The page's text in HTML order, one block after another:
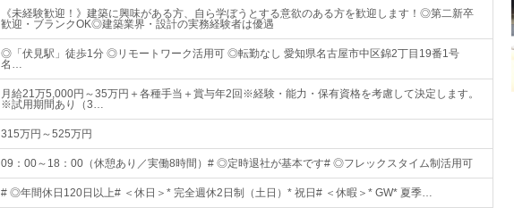
《未経験歓迎！》建築に興味がある方、自ら学ぼうとする意欲のある方を歓迎します！◎第二新卒
歓迎・ブランクOK◎建築業界・設計の実務経験者は優遇
◎「伏見駅」徒歩1分 ◎リモートワーク活用可 ◎転勤なし 愛知県名古屋市中区錦2丁目19番1号
名…
月給21万5,000円～35万円＋各種手当＋賞与年2回※経験・能力・保有資格を考慮して決定します。
※試用期間あり（3…
315万円～525万円
09：00～18：00（休憩あり／実働8時間）# ◎定時退社が基本です# ◎フレックスタイム制活用可
# ◎年間休日120日以上# ＜休日＞* 完全週休2日制（土日）* 祝日# ＜休暇＞* GW* 夏季…